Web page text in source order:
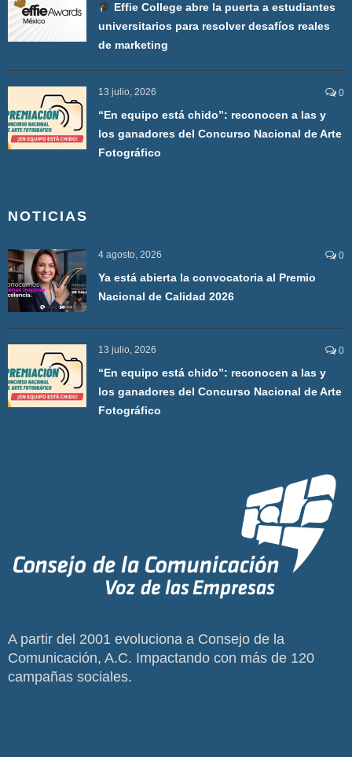
Effie College abre la puerta a estudiantes
universitarios para resolver desafíos reales
de marketing
13 julio, 2026 0
“En equipo está chido”: reconocen a las y
los ganadores del Concurso Nacional de Arte
Fotográfico
NOTICIAS
4 agosto, 2026 0
Ya está abierta la convocatoria al Premio
Nacional de Calidad 2026
13 julio, 2026 0
“En equipo está chido”: reconocen a las y
los ganadores del Concurso Nacional de Arte
Fotográfico
A partir del 2001 evoluciona a Consejo de la
Comunicación, A.C. Impactando con más de 120
campañas sociales.